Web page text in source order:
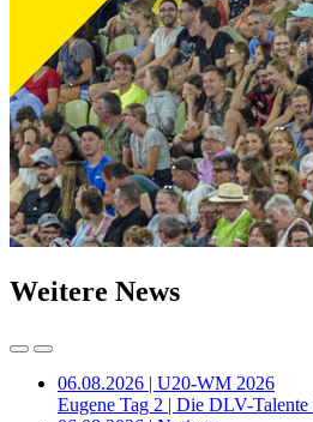
Weitere News
06.08.2026 | U20-WM 2026
Eugene Tag 2 | Die DLV-